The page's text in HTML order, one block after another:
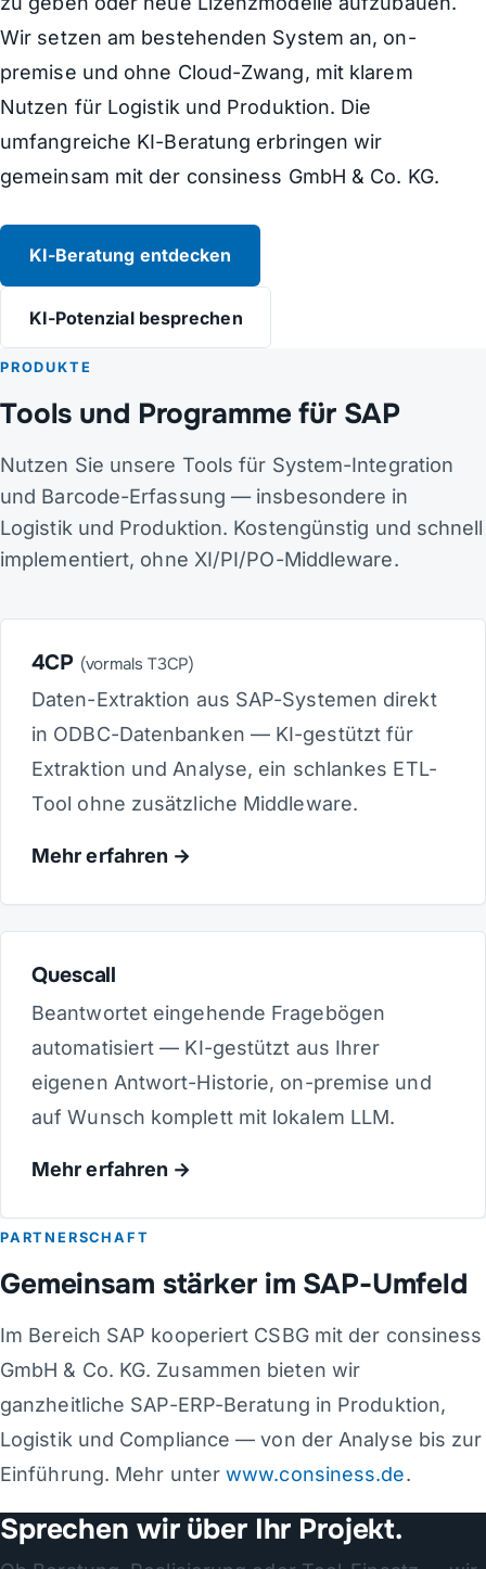
Wir setzen am bestehenden System an, on-
premise und ohne Cloud-Zwang, mit klarem
Nutzen für Logistik und Produktion. Die
umfangreiche KI-Beratung erbringen wir
gemeinsam mit der consiness GmbH & Co. KG.
KI-Beratung entdecken
KI-Potenzial besprechen
PRODUKTE
Tools und Programme für SAP
Nutzen Sie unsere Tools für System-Integration
und Barcode-Erfassung — insbesondere in
Logistik und Produktion. Kostengünstig und schnell
implementiert, ohne XI/PI/PO-Middleware.
4CP (vormals T3CP)
Daten-Extraktion aus SAP-Systemen direkt
in ODBC-Datenbanken — KI-gestützt für
Extraktion und Analyse, ein schlankes ETL-
Tool ohne zusätzliche Middleware.
Mehr erfahren
Quescall
Beantwortet eingehende Fragebögen
automatisiert — KI-gestützt aus Ihrer
eigenen Antwort-Historie, on-premise und
auf Wunsch komplett mit lokalem LLM.
Mehr erfahren
PARTNERSCHAFT
Gemeinsam stärker im SAP-Umfeld
Im Bereich SAP kooperiert CSBG mit der consiness
GmbH & Co. KG. Zusammen bieten wir
ganzheitliche SAP-ERP-Beratung in Produktion,
Logistik und Compliance — von der Analyse bis zur
Einführung. Mehr unterwww.consiness.de.
Sprechen wir über Ihr Projekt.